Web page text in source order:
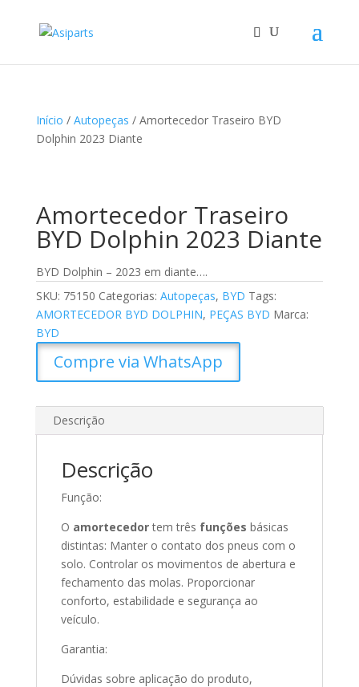
Início / Autopeças / Amortecedor Traseiro BYD
Dolphin 2023 Diante
Amortecedor Traseiro
BYD Dolphin 2023 Diante
BYD Dolphin – 2023 em diante….
SKU: 75150 Categorias: Autopeças, BYD Tags:
AMORTECEDOR BYD DOLPHIN, PEÇAS BYD Marca:
BYD
Compre via WhatsApp
Descrição
Descrição
Função:
O amortecedortem três funções básicas
distintas: Manter o contato dos pneus com o
solo. Controlar os movimentos de abertura e
fechamento das molas. Proporcionar
conforto, estabilidade e segurança ao
veículo.
Garantia:
Dúvidas sobre aplicação do produto,